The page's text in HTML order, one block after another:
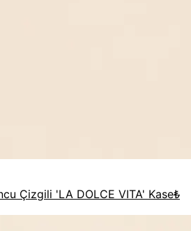
Çizgili 'LA DOLCE VITA' Kase₺